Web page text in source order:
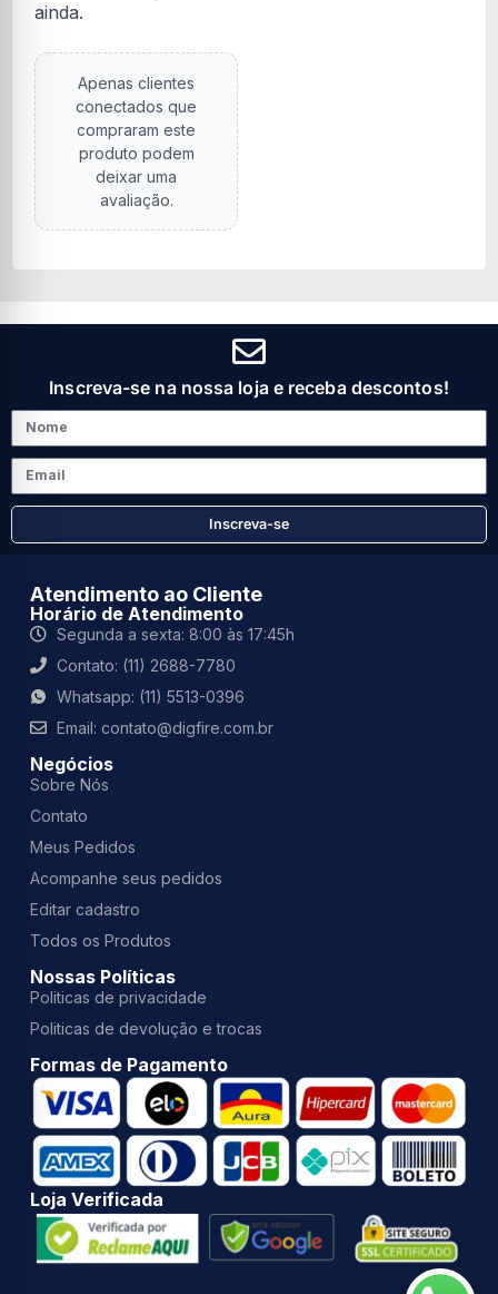
ainda.
Apenas clientes
conectados que
compraram este
produto podem
deixar uma
avaliação.
Inscreva-se na nossa loja e receba descontos!
Inscreva-se
Atendimento ao Cliente
Horário de Atendimento
Segunda a sexta: 8:00 às 17:45h
Contato: (11) 2688-7780
Whatsapp: (11) 5513-0396
Email: contato@digfire.com.br
Negócios
Sobre Nós
Contato
Meus Pedidos
Acompanhe seus pedidos
Editar cadastro
Todos os Produtos
Nossas Políticas
Politicas de privacidade
Politicas de devolução e trocas
Formas de Pagamento
Loja Verificada